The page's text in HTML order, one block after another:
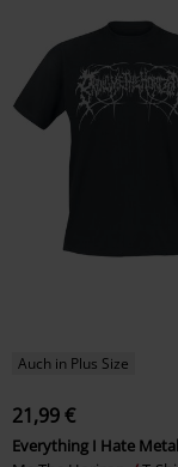
Auch in Plus Size
21,99 €
Everything I Hate Metal